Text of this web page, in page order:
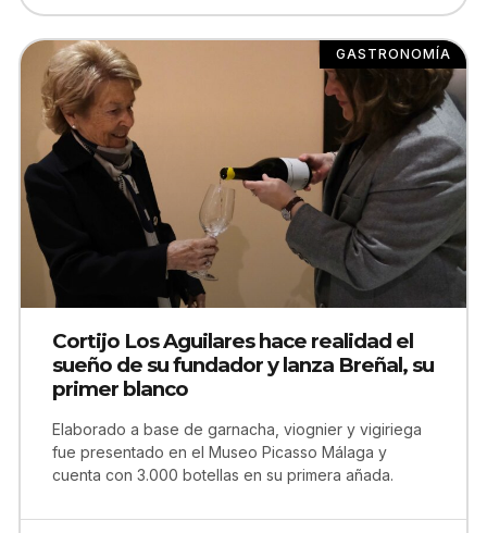
GASTRONOMÍA
Cortijo Los Aguilares hace realidad el
sueño de su fundador y lanza Breñal, su
primer blanco
Elaborado a base de garnacha, viognier y vigiriega
fue presentado en el Museo Picasso Málaga y
cuenta con 3.000 botellas en su primera añada.